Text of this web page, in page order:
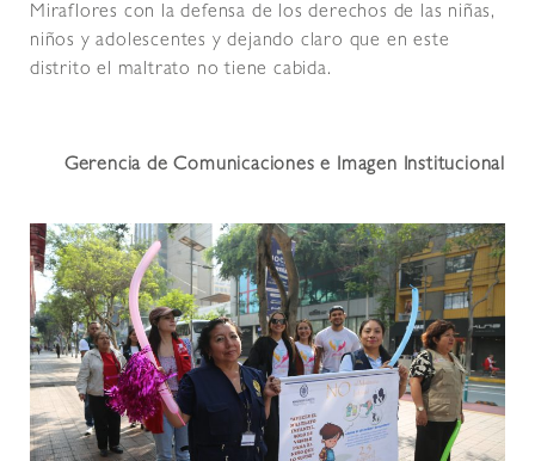
Miraflores con la defensa de los derechos de las niñas,
niños y adolescentes y dejando claro que en este
distrito el maltrato no tiene cabida.
Gerencia de Comunicaciones e Imagen Institucional